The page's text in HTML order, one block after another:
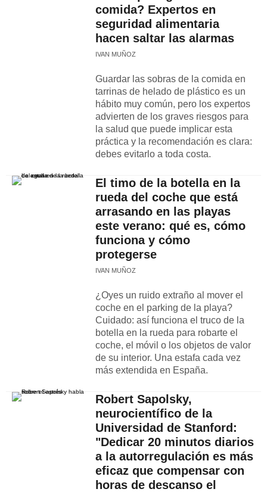
comida? Expertos en
seguridad alimentaria
hacen saltar las alarmas
IVAN MUÑOZ
Guardar las sobras de la comida en
tarrinas de helado de plástico es un
hábito muy común, pero los expertos
advierten de los graves riesgos para
la salud que puede implicar esta
práctica y la recomendación es clara:
debes evitarlo a toda costa.
El timo de la botella en la
rueda del coche que está
arrasando en las playas
este verano: qué es, cómo
funciona y cómo
protegerse
IVAN MUÑOZ
¿Oyes un ruido extraño al mover el
coche en el parking de la playa?
Cuidado: así funciona el truco de la
botella en la rueda para robarte el
coche, el móvil o los objetos de valor
de su interior. Una estafa cada vez
más extendida en España.
Robert Sapolsky,
neurocientífico de la
Universidad de Stanford:
"Dedicar 20 minutos diarios
a la autorregulación es más
eficaz que compensar con
horas de descanso el